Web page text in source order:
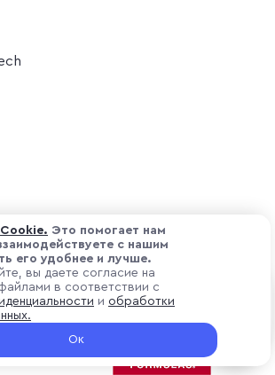
Предзаказ
Cоokіе. Это помогает нам
с нашим
его удобнее и лучше.
вы даете согласие на
в соответствии с
и обработки
Ок